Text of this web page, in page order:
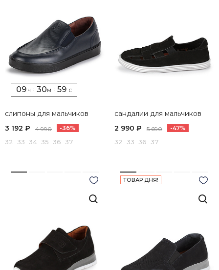
58 С
:
09 Ч : 30М
слипоны для мальчиков
3 192 ₽
4 990 -36%
32 33 34 35 36 37
сандалии для мальчиков
2 990 ₽
5 690 -47%
32 33 36 37
ТОВАР ДНЯ!